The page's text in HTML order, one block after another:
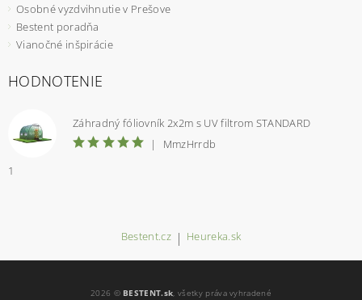
Osobné vyzdvihnutie v Prešove
Bestent poradňa
Vianočné inšpirácie
HODNOTENIE
Záhradný fóliovník 2x2m s UV filtrom STANDARD
|
MmzHrrdb
1
Bestent.cz | Heureka.sk
2026 © BESTENT.sk, všetky práva vyhradené